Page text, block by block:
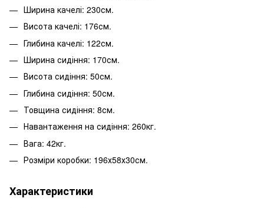
Ширина качелі: 230см.
Висота качелі: 176см.
Глибина качелі: 122см.
Ширина сидіння: 170см.
Висота сидіння: 50см.
Глибина сидіння: 50см.
Товщина сидіння: 8см.
Навантаження на сидіння: 260кг.
Вага: 42кг.
Розміри коробки: 196х58х30см.
Характеристики